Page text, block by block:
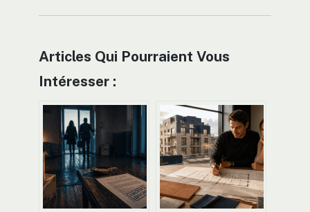
Articles Qui Pourraient Vous
Intéresser :